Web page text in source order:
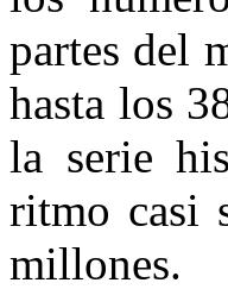
partes del
hasta los
la serie
ritmo casi
millones.